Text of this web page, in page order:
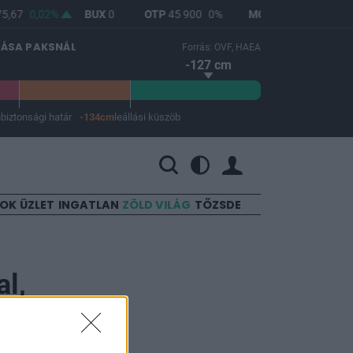
0,02% BUX0 OTP45 900 0% MOL
PAKSNÁL Forrás: OVF, HAEA
-127 cm
biztonsági határ -134cm leállási küszöb
ÜZLET INGATLAN ZÖLD VILÁG TŐZSDE
híreink